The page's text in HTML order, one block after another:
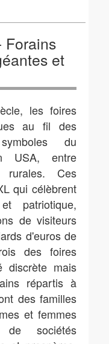
Forains
et
les foires
au fil des
du
USA, entre
rurales. Ces
qui célèbrent
patriotique,
de visiteurs
d'euros de
des foires
discrète mais
répartis à
des familles
et femmes
sociétés